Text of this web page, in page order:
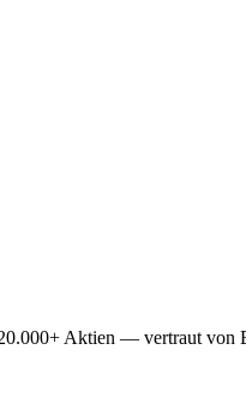
Aktien — vertraut von